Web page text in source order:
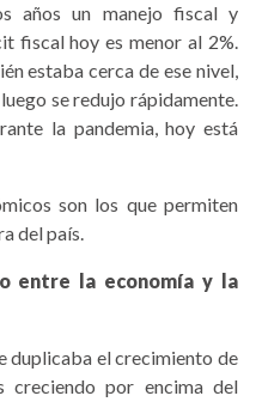
años un manejo fiscal y
fiscal hoy es menor al 2%.
estaba cerca de ese nivel,
se redujo rápidamente.
la pandemia, hoy está
son los que permiten
del país.
entre la economía y la
duplicaba el crecimiento de
creciendo por encima del